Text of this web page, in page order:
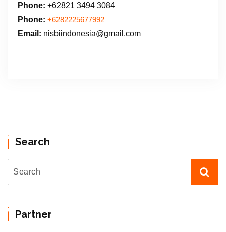
Phone: +62821 3494 3084
Phone: +6282225677992
Email: nisbiindonesia@gmail.com
Search
Partner